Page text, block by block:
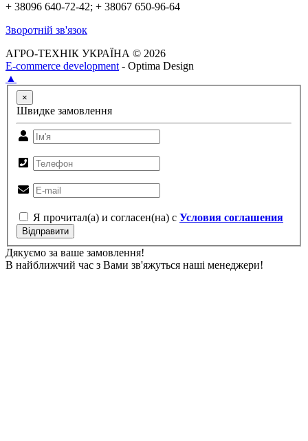
+ 38096 640-72-42; + 38067 650-96-64
Зворотній зв'язок
АГРО-ТЕХНІК УКРАЇНА © 2026
E-commerce development - Optima Design
▲
×
Швидке замовлення
Я прочитал(а) и согласен(на) с Условия соглашения
Відправити
Дякуємо за ваше замовлення!
В найближчий час з Вами зв'яжуться наші менеджери!